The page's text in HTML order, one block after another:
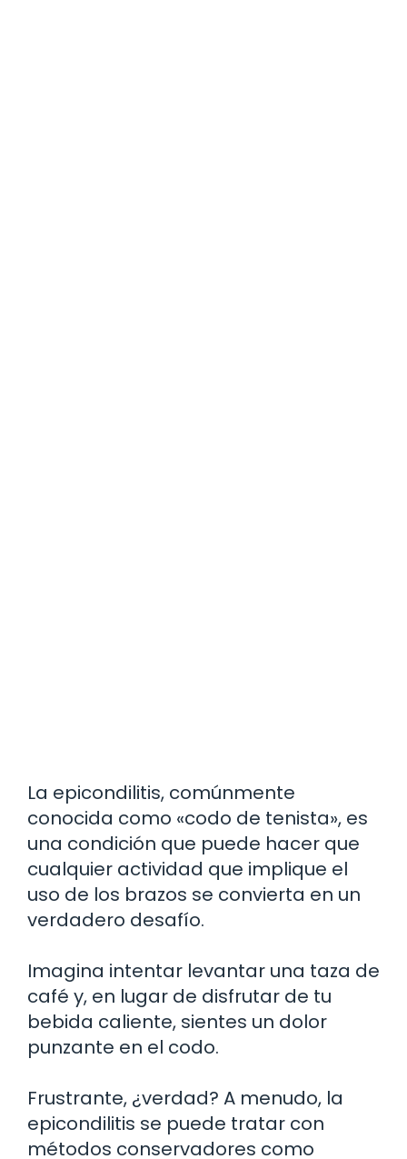
La epicondilitis, comúnmente
conocida como «codo de tenista», es
una condición que puede hacer que
cualquier actividad que implique el
uso de los brazos se convierta en un
verdadero desafío.
Imagina intentar levantar una taza de
café y, en lugar de disfrutar de tu
bebida caliente, sientes un dolor
punzante en el codo.
Frustrante, ¿verdad? A menudo, la
epicondilitis se puede tratar con
métodos conservadores como